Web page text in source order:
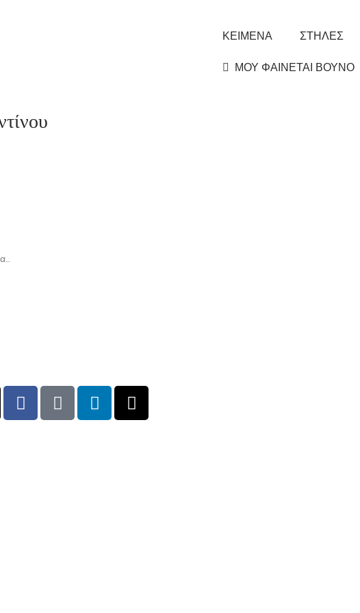
ΚΕΙΜΕΝΑ ΣΤΗΛΕΣ
ΜΟΥ ΦΑΙΝΕΤΑΙ ΒΟΥΝΟ